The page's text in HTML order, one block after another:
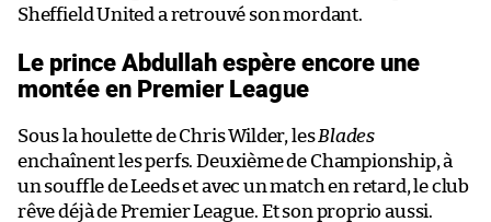
Sheffield United a retrouvé son mordant.
Le prince Abdullah espère encore une
montée en Premier League
Sous la houlette de Chris Wilder, lesBlades
enchaînent les perfs. Deuxième de Championship, à
un souffle de Leeds et avec un match en retard, le club
rêve déjà de Premier League. Et son proprio aussi.